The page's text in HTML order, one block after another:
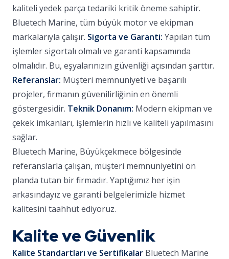
kaliteli yedek parça tedariki kritik öneme sahiptir.
Bluetech Marine, tüm büyük motor ve ekipman
markalarıyla çalışır. Sigorta ve Garanti: Yapılan tüm
işlemler sigortalı olmalı ve garanti kapsamında
olmalıdır. Bu, eşyalarınızın güvenliği açısından şarttır.
Referanslar: Müşteri memnuniyeti ve başarılı
projeler, firmanın güvenilirliğinin en önemli
göstergesidir. Teknik Donanım: Modern ekipman ve
çekek imkanları, işlemlerin hızlı ve kaliteli yapılmasını
sağlar.
Bluetech Marine, Büyükçekmece bölgesinde
referanslarla çalışan, müşteri memnuniyetini ön
planda tutan bir firmadır. Yaptığımız her işin
arkasındayız ve garanti belgelerimizle hizmet
kalitesini taahhüt ediyoruz.
Kalite ve Güvenlik
Kalite Standartları ve Sertifikalar Bluetech Marine